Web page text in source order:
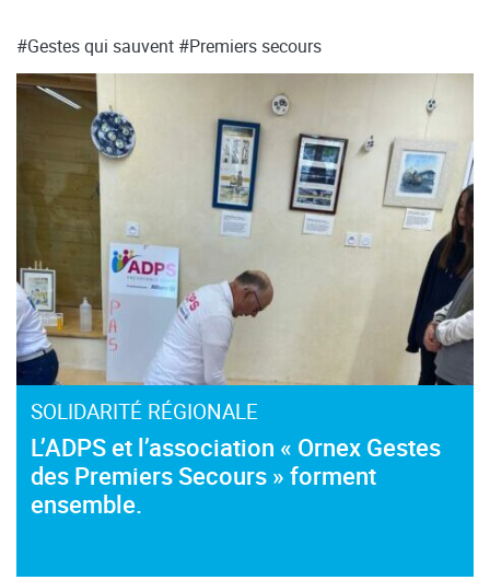
#Gestes qui sauvent #Premiers secours
SOLIDARITÉ RÉGIONALE
L’ADPS et l’association « Ornex Gestes
des Premiers Secours » forment
ensemble.